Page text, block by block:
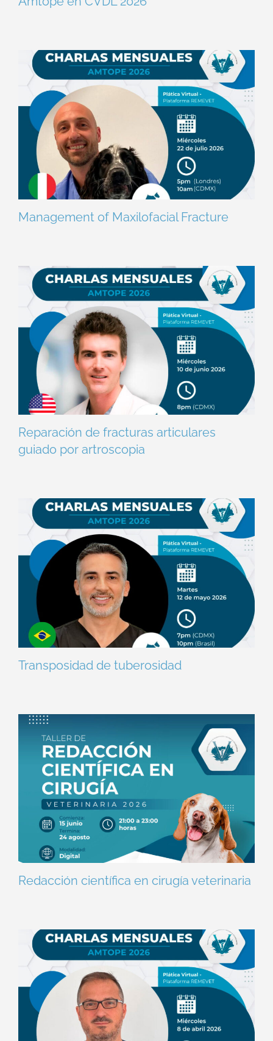
Management of Maxilofacial Fracture
Reparación de fracturas articulares
guiado por artroscopia
Transposidad de tuberosidad
Redacción científica en cirugía veterinaria